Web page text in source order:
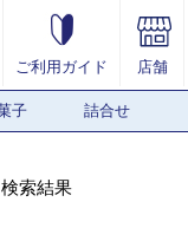
ご利用ガイド 店舗
子 詰合せ
検索結果